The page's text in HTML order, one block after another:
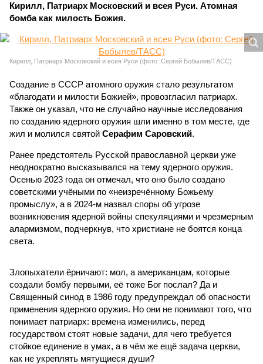
Кирилл, Патриарх Московский и всея Руси. Атомная
бомба как милость Божия.
Кирилл, Патриарх Московский и всея Руси (фото: Сергей Бобылев/ТАСС)
Создание в СССР атомного оружия стало результатом
«благодати и милости Божией», провозгласил патриарх.
Также он указал, что не случайно научные исследования
по созданию ядерного оружия шли именно в том месте, где
жил и молился святой Серафим Саровский.
Ранее предстоятель Русской православной церкви уже
неоднократно высказывался на тему ядерного оружия.
Осенью 2023 года он отмечал, что оно было создано
советскими учёными по «неизречённому Божьему
промыслу», а в 2024-м назвал споры об угрозе
возникновения ядерной войны спекуляциями и чрезмерным
алармизмом, подчеркнув, что христиане не боятся конца
света.
Злопыхатели ёрничают: мол, а американцам, которые
создали бомбу первыми, её тоже Бог послал? Да и
Священный синод в 1986 году предупреждал об опасности
применения ядерного оружия. Но они не понимают того, что
понимает патриарх: времена изменились, перед
государством стоят новые задачи, для чего требуется
стойкое единение в умах, а в чём же ещё задача церкви,
как не укреплять мятущиеся души?